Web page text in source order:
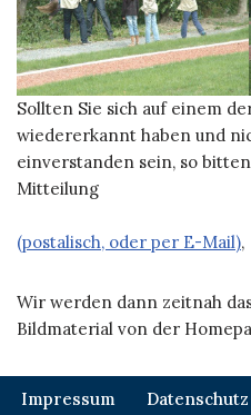
Sollten Sie sich auf einem
wiedererkannt haben und
einverstanden sein, so
Mitteilung
(postalisch, oder per E-Mail),
Wir werden dann zeitnah
Bildmaterial von der
Impressum Datenschutz